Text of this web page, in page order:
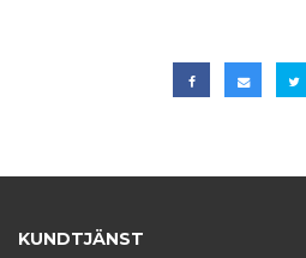
KUNDTJÄNST